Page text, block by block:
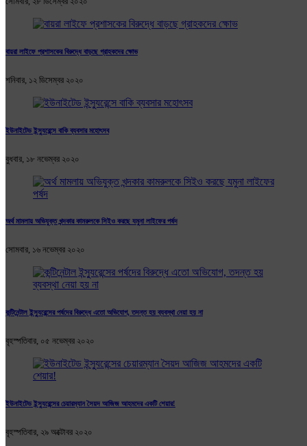
বায়রা লাইফে প্রশাসকের বিরুদ্ধে বাড়ছে গ্রাহকদের ক্ষোভ
শনিবার, ১২ ডিসেম্বর ২০২০
ইউনাইটেড ইন্স্যুরেন্সে বাকি ব্যবসার মহোৎসব
বুধবার, ১৮ নভেম্বর ২০২০
অর্থ মামলায় অভিযুক্ত খন্দকার কামরুলকে সিইও করছে যমুনা লাইফের পর্ষদ
সোমবার, ১৬ নভেম্বর ২০২০
কন্টিনেন্টাল ইন্স্যুরেন্সের পর্ষদের বিরুদ্ধে এতো অভিযোগ, তদন্ত হয় ব্যবস্থা নেয়া হয় না
বৃহস্পতিবার, ০৫ নভেম্বর ২০২০
ইউনাইটেড ইন্স্যুরেন্সের চেয়ারম্যান সৈয়দ আজিজ আহমদের একটি শেয়ার!
বৃহস্পতিবার, ২৯ অক্টোবর ২০২০